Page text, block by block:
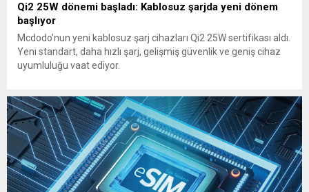
Qi2 25W dönemi başladı: Kablosuz şarjda yeni dönem
başlıyor
Mcdodo’nun yeni kablosuz şarj cihazları Qi2 25W sertifikası aldı.
Yeni standart, daha hızlı şarj, gelişmiş güvenlik ve geniş cihaz
uyumluluğu vaat ediyor.